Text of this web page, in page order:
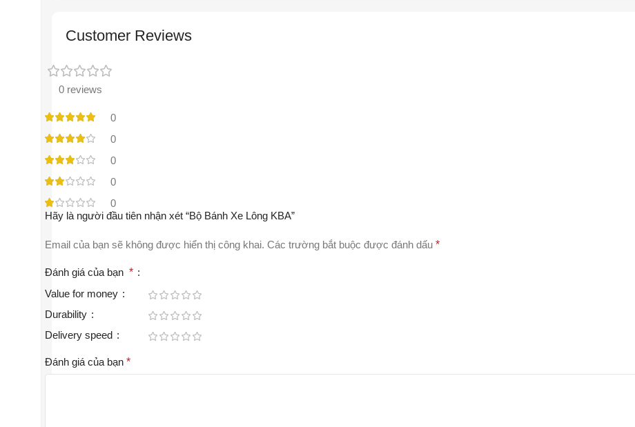
Customer Reviews
0 reviews
0
0
0
0
0
Hãy là người đầu tiên nhận xét “Bộ Bánh Xe Lông KBA”
Email của bạn sẽ không được hiển thị công khai. Các trường bắt buộc được đánh dấu *
Đánh giá của bạn *
Value for money
Durability
Delivery speed
Đánh giá của bạn *